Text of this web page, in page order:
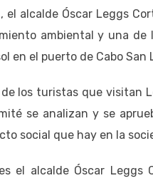
el alcalde Óscar Leggs
ambiental y una de
en el puerto de Cabo San
los turistas que visitan
se analizan y se
social que hay en la
el alcalde Óscar Leggs